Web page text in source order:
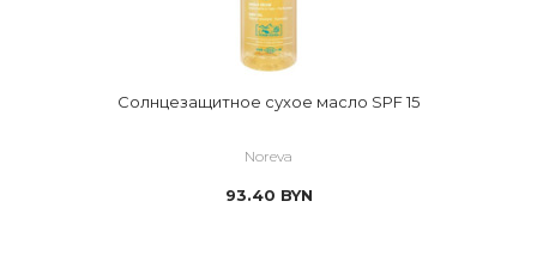
Солнцезащитное сухое масло SPF 15
Noreva
93.40 BYN